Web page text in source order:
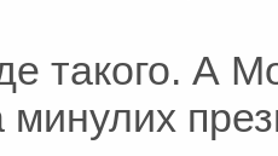
такого. А
минулих